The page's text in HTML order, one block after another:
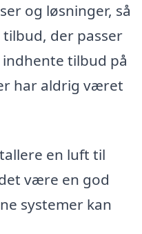
og løsninger, så
der passer
tilbud på
har aldrig været
en luft til
være en god
systemer kan